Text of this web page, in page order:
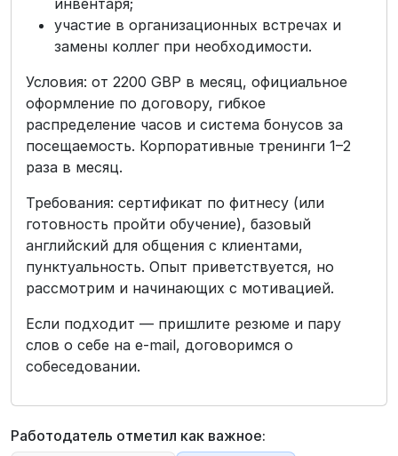
инвентаря;
участие в организационных встречах и
замены коллег при необходимости.
Условия: от 2200 GBP в месяц, официальное
оформление по договору, гибкое
распределение часов и система бонусов за
посещаемость. Корпоративные тренинги 1–2
раза в месяц.
Требования: сертификат по фитнесу (или
готовность пройти обучение), базовый
английский для общения с клиентами,
пунктуальность. Опыт приветствуется, но
рассмотрим и начинающих с мотивацией.
Если подходит — пришлите резюме и пару
слов о себе на e‑mail, договоримся о
собеседовании.
Работодатель отметил как важное: